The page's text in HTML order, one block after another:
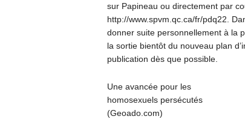
sur Papineau ou directement par
http://www.spvm.qc.ca/fr/pdq22.
donner suite personnellement à la
la sortie bientôt du nouveau plan
publication dès que possible.
Une avancée pour les
homosexuels persécutés
(Geoado.com)